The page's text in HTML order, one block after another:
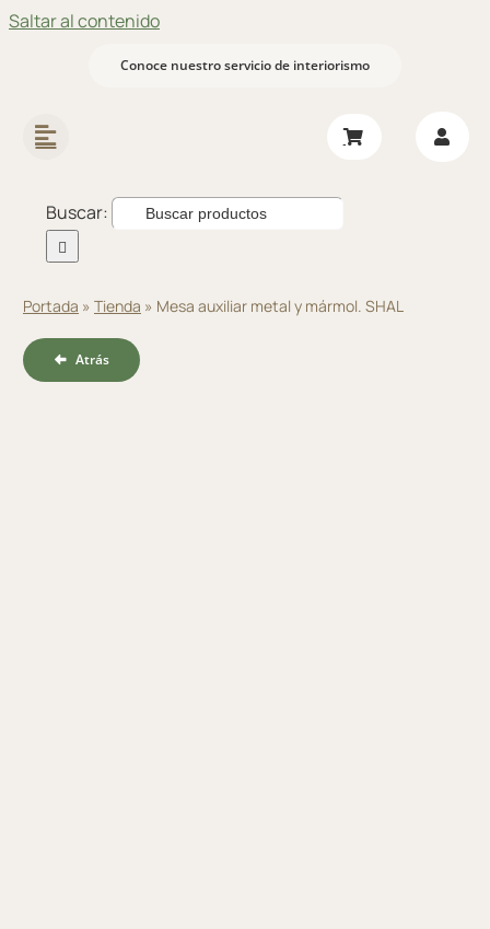
Saltar al contenido
Conoce nuestro servicio de interiorismo
Buscar:
Portada » Tienda » Mesa auxiliar metal y mármol. SHAL
Atrás